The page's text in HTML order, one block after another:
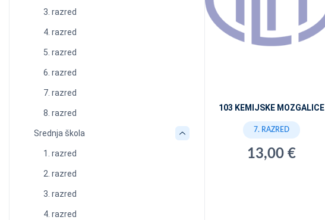
3. razred
4. razred
5. razred
6. razred
7. razred
8. razred
Srednja škola
1. razred
2. razred
3. razred
4. razred
103 KEMIJSKE MOZGALICE
7. RAZRED
13,00 €